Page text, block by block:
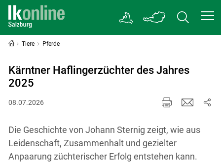
Tiere Pferde
Kärntner Haflingerzüchter des Jahres
2025
08.07.2026
Die Geschichte von Johann Sternig zeigt, wie aus
Leidenschaft, Zusammenhalt und gezielter
Anpaarung züchterischer Erfolg entstehen kann.